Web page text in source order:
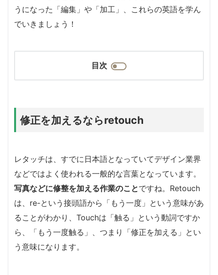
うになった「編集」や「加工」、これらの英語を学ん
でいきましょう！
目次
修正を加えるならretouch
レタッチは、すでに日本語となっていてデザイン業界
などではよく使われる一般的な言葉となっています。
写真などに修整を加える作業のことですね。Retouch
は、re-という接頭語から「もう一度」という意味があ
ることがわかり、Touchは「触る」という動詞ですか
ら、「もう一度触る」、つまり「修正を加える」とい
う意味になります。